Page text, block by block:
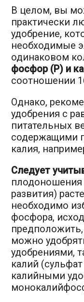
В целом, вы
практически
удобрение,
необходимые
одинаковом
фосфор (P) и
соотношении
Однако,
удобрения с
питательных
содержащими
калия,
Следует
плодоношения
развития)
необходимо
фосфора,
можно
удобрениями,
калий
калийными